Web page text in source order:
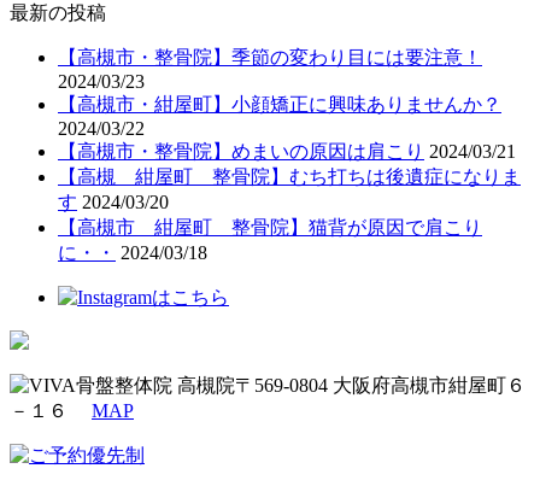
最新の投稿
【高槻市・整骨院】季節の変わり目には要注意！
2024/03/23
【高槻市・紺屋町】小顔矯正に興味ありませんか？
2024/03/22
【高槻市・整骨院】めまいの原因は肩こり 2024/03/21
【高槻 紺屋町 整骨院】むち打ちは後遺症になりま
す 2024/03/20
【高槻市 紺屋町 整骨院】猫背が原因で肩こり
に・・
2024/03/18
〒569-0804 大阪府高槻市紺屋町６
－１６ MAP